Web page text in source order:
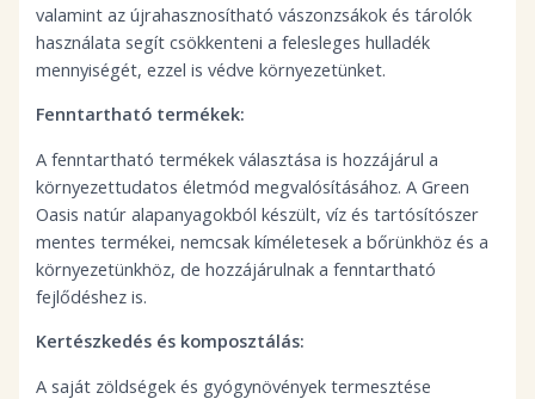
valamint az újrahasznosítható vászonzsákok és tárolók
használata segít csökkenteni a felesleges hulladék
mennyiségét, ezzel is védve környezetünket.
Fenntartható termékek:
A fenntartható termékek választása is hozzájárul a
környezettudatos életmód megvalósításához. A Green
Oasis natúr alapanyagokból készült, víz és tartósítószer
mentes termékei, nemcsak kíméletesek a bőrünkhöz és a
környezetünkhöz, de hozzájárulnak a fenntartható
fejlődéshez is.
Kertészkedés és komposztálás:
A saját zöldségek és gyógynövények termesztése